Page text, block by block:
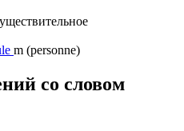
m (personne)
со словом